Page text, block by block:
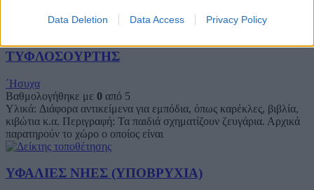
Data Deletion Data Access Privacy Policy
αρχίζει να
ΤΥΦΛΟΣΟΥΡΤΗΣ
΄Ησυχα
Βαθμολογήθηκε με 0 από 5
Υλικά: Διάφορα αντικείμενα για εμπόδια, όπως καρέκλες, βιβλία,
κιβώτια κ.α. Περιγραφή: Τα παιδιά σχηματίζουν ζευγάρια. Αρχικά
παρατηρούν το χώρο ο οποίος είναι
ΥΦΑΛΙΕΣ ΝΗΕΣ (ΥΠΟΒΡΥΧΙΑ)